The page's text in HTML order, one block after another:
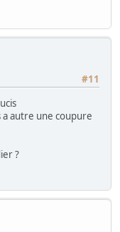
#11
a autre une coupure
?